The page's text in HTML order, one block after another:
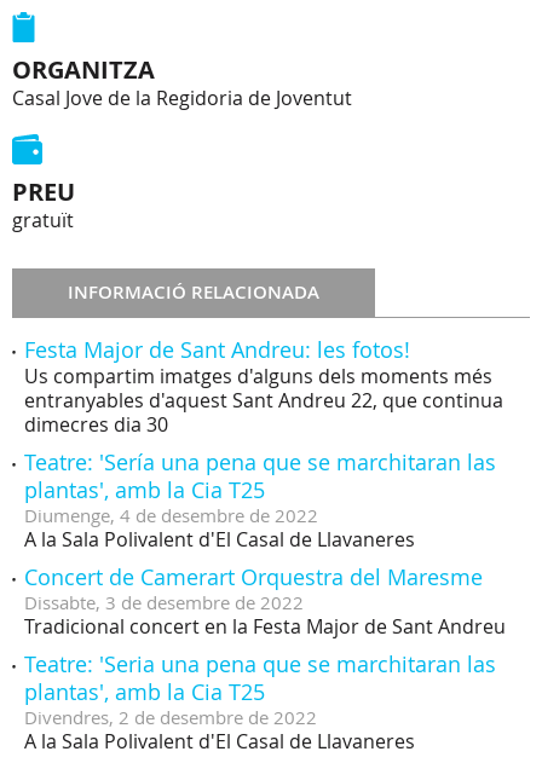
ORGANITZA
Casal Jove de la Regidoria de Joventut
PREU
gratuït
INFORMACIÓ RELACIONADA
Festa Major de Sant Andreu: les fotos!
Us compartim imatges d'alguns dels moments més
entranyables d'aquest Sant Andreu 22, que continua
dimecres dia 30
Teatre: 'Sería una pena que se marchitaran las
plantas', amb la Cia T25
Diumenge, 4 de desembre de 2022
A la Sala Polivalent d'El Casal de Llavaneres
Concert de Camerart Orquestra del Maresme
Dissabte, 3 de desembre de 2022
Tradicional concert en la Festa Major de Sant Andreu
Teatre: 'Seria una pena que se marchitaran las
plantas', amb la Cia T25
Divendres, 2 de desembre de 2022
A la Sala Polivalent d'El Casal de Llavaneres